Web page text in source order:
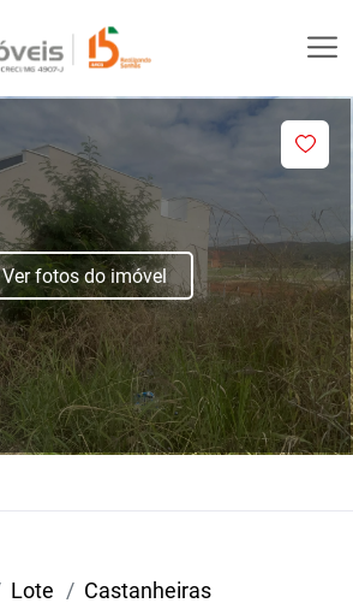
Ver fotos do imóvel
Lote Castanheiras